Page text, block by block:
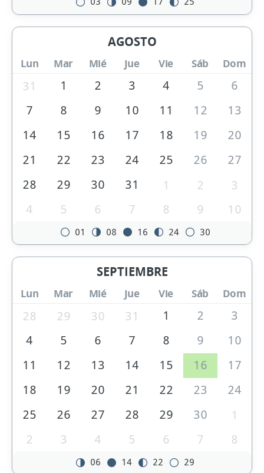
AGOSTO
Lun Mar Mié Jue Vie Sáb Dom
31 1 2 3 4 5
6
7
8 9 10 11 12
13
14
15 16 17 18 19
20
21
22 23 24 25 26
27
28
29 30 31 1 2
3
4
5 6 7 8 9 10
01 08 16 24 30
SEPTIEMBRE
Lun Mar Mié Jue Vie Sáb Dom
28 29 30 31 1 2
3
4
5 6 7 8 9
10
11
12 13 14 15 16
17
18
19 20 21 22 23
24
25
26 27 28 29 30
1
2
3 4 5 6 7 8
06 14 22 29